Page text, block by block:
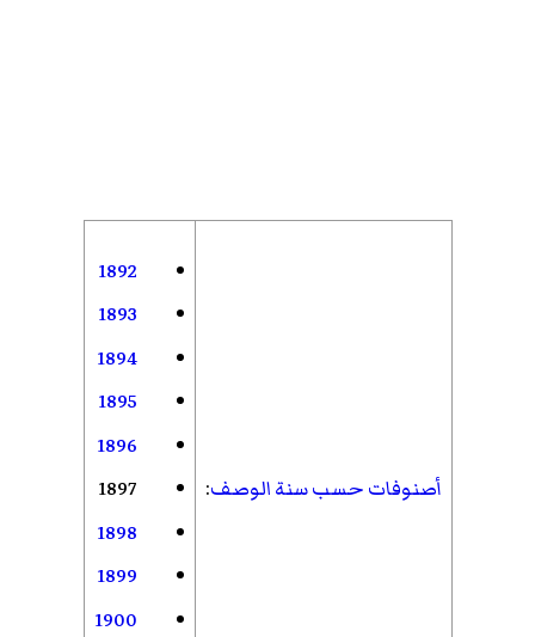
أصنوفات حسب سنة الوصف:
1892
1893
1894
1895
1896
1897
1898
1899
1900